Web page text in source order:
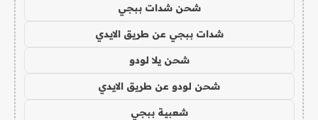
شحن شدات ببجي
شدات ببجي عن طريق الايدي
شحن يلا لودو
شحن لودو عن طريق الايدي
شعبية ببجي